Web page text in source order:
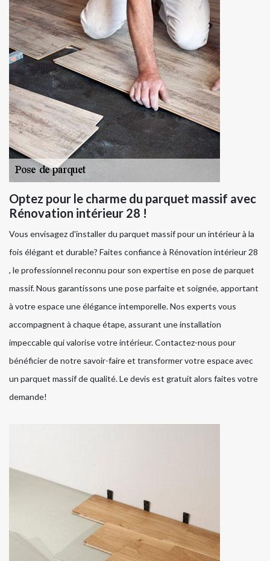
Optez pour le charme du parquet massif avec
Rénovation intérieur 28 !
Vous envisagez d'installer du parquet massif pour un intérieur à la
fois élégant et durable? Faites confiance à Rénovation intérieur 28
, le professionnel reconnu pour son expertise en pose de parquet
massif. Nous garantissons une pose parfaite et soignée, apportant
à votre espace une élégance intemporelle. Nos experts vous
accompagnent à chaque étape, assurant une installation
impeccable qui valorise votre intérieur. Contactez-nous pour
bénéficier de notre savoir-faire et transformer votre espace avec
un parquet massif de qualité. Le devis est gratuit alors faites votre
demande!